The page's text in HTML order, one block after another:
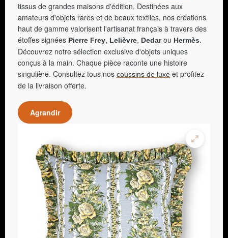
tissus de grandes maisons d'édition. Destinées aux
amateurs d'objets rares et de beaux textiles, nos créations
haut de gamme valorisent l'artisanat français à travers des
étoffes signées Pierre Frey, Lelièvre, Dedarou Hermès.
Découvrez notre sélection exclusive d'objets uniques
conçus à la main. Chaque pièce raconte une histoire
singulière. Consultez tous nos coussins de luxe et profitez
de la livraison offerte.
Agrandir